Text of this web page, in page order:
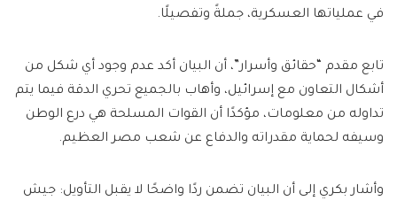
في عملياتها العسكرية، جملةً وتفصيلًا.
تابع مقدم “حقائق وأسرار”، أن البيان أكد عدم وجود أي شكل من
أشكال التعاون مع إسرائيل، وأهاب بالجميع تحري الدقة فيما يتم
تداوله من معلومات، مؤكدًا أن القوات المسلحة هي درع الوطن
وسيفه لحماية مقدراته والدفاع عن شعب مصر العظيم.
وأشار بكري إلى أن البيان تضمن ردًا واضحًا لا يقبل التأويل: جيش